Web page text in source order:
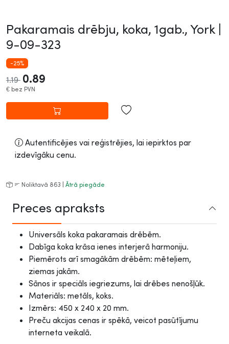
Pakaramais drēbju, koka, 1gab., York |
9-09-323
-25%
1.19 0.89
€ bez PVN
Autentificējies vai reģistrējies, lai iepirktos par
izdevīgāku cenu.
Noliktavā 863 | Ātrā piegāde
Preces apraksts
Universāls koka pakaramais drēbēm.
Dabīga koka krāsa ienes interjerā harmoniju.
Piemērots arī smagākām drēbēm: mēteļiem,
ziemas jakām.
Sānos ir speciāls iegriezums, lai drēbes nenošļūk.
Materiāls: metāls, koks.
Izmērs: 450 x 240 x 20 mm.
Preču akcijas cenas ir spēkā, veicot pasūtījumu
interneta veikalā.